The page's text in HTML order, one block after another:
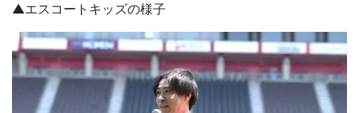
▲エスコートキッズの様子